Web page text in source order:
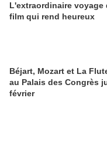
L'extraordinaire voyage
film qui rend heureux
Béjart, Mozart et La
au Palais des Congrès
février